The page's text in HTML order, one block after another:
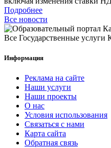
Подробнее
Все новости
Все Государственные услуги
Информация
Реклама на сайте
Наши услуги
Наши проекты
О нас
Условия использования
Связаться с нами
Карта сайта
Обратная связь